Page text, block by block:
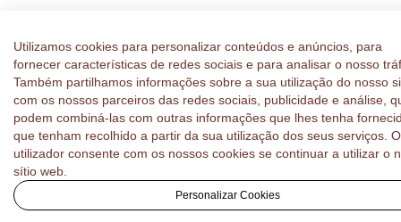
Utilizamos cookies para personalizar conteúdos e anúncios, para
fornecer características de redes sociais e para analisar o nosso
Também partilhamos informações sobre a sua utilização do nosso
com os nossos parceiros das redes sociais, publicidade e análise,
podem combiná-las com outras informações que lhes tenha
que tenham recolhido a partir da sua utilização dos seus serviços. O
utilizador consente com os nossos cookies se continuar a utilizar o
sítio web.
Personalizar Cookies